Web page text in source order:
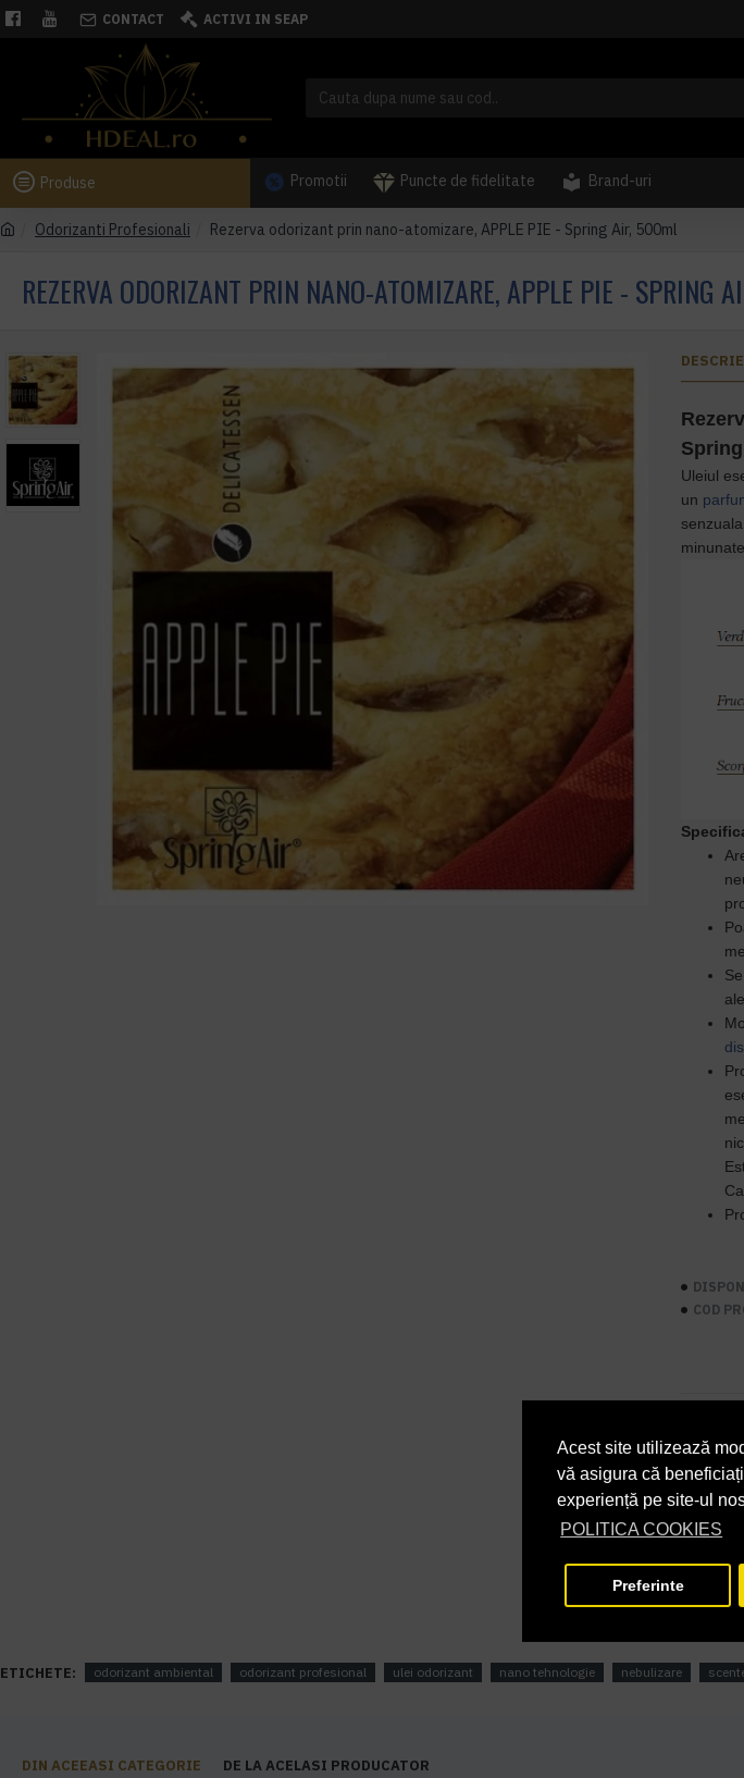
Acest site utilizează
vă asigura că
experiență pe site-ul
POLITICA COOKIES
Preferinte
CONTACT ACTIVI IN SEAP
Produse Promotii Puncte de fidelitate Brand-uri
Odorizanti Profesionali Rezerva odorizant prin nano-atomizare, APPLE PIE - Spring Air, 500ml
REZERVA ODORIZANT PRIN NANO-ATOMIZARE, APPLE PIE - SPRING
Spring
Uleiul
un p
COD
338,56
ETICHETE: odorizant ambiental odorizant profesional ulei odorizant nano tehnologie nebulizare
DIN ACEEASI CATEGORIE DE LA ACELASI PRODUCATOR